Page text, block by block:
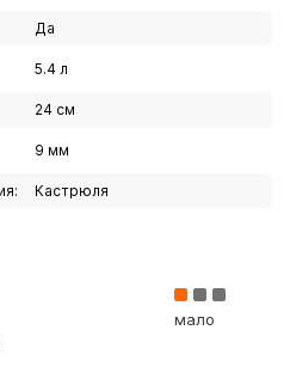
на любой кухне.
в Иркутске и в Ангарске, а
магазине с доставкой
Да
5.4 л
24 см
9 мм
Кастрюля
мало